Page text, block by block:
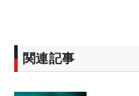
がカップに嫌われて
してしまいました」
関連記事